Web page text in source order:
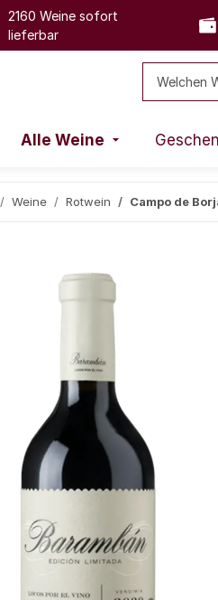
2160 Weine sofort
lieferbar
Alle Weine
Weine Rotwein Campo de